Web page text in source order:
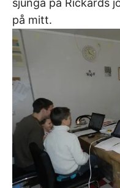
sjunga på Rickards
på mitt.